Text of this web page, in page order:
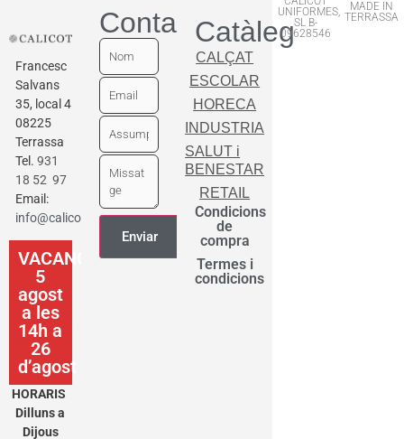
Francesc
Salvans
35, local 4
08225
Terrassa
Tel. 931
18 52 97
Email:
info@calicot.cat
VACANCES
5
agost
a les
14h a
26
d’agost
HORARIS
Dilluns a
Dijous
ContactarCatàleg
CALÇAT
ESCOLAR
HORECA
INDUSTRIA
SALUT i
BENESTAR
RETAIL
Condicions
de
compra
Termes i
condicions
UNIFORMES,
SL B-
09628546
MADE IN
TERRASSA